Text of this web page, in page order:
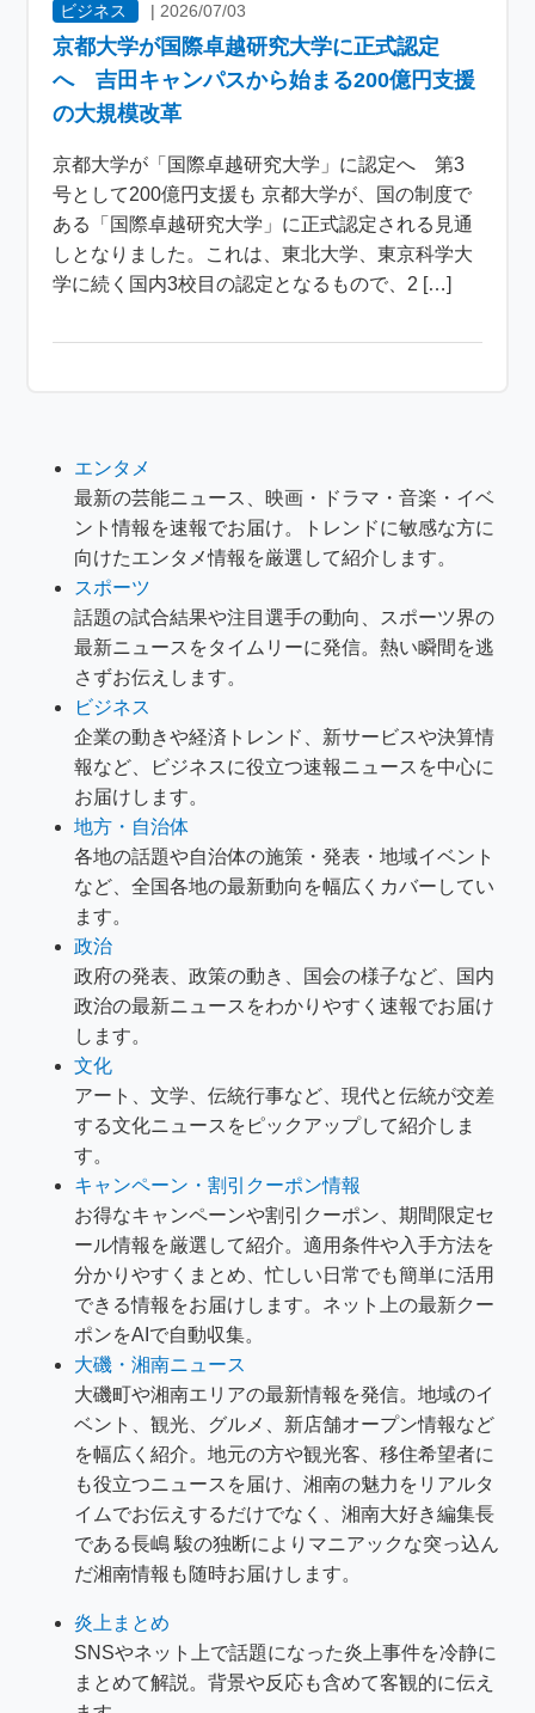
ビジネス | 2026/07/03
京都大学が国際卓越研究大学に正式認定
へ 吉田キャンパスから始まる200億円支援
の大規模改革
京都大学が「国際卓越研究大学」に認定へ 第3
号として200億円支援も 京都大学が、国の制度で
ある「国際卓越研究大学」に正式認定される見通
しとなりました。これは、東北大学、東京科学大
学に続く国内3校目の認定となるもので、2 […]
エンタメ
最新の芸能ニュース、映画・ドラマ・音楽・イベ
ント情報を速報でお届け。トレンドに敏感な方に
向けたエンタメ情報を厳選して紹介します。
スポーツ
話題の試合結果や注目選手の動向、スポーツ界の
最新ニュースをタイムリーに発信。熱い瞬間を逃
さずお伝えします。
ビジネス
企業の動きや経済トレンド、新サービスや決算情
報など、ビジネスに役立つ速報ニュースを中心に
お届けします。
地方・自治体
各地の話題や自治体の施策・発表・地域イベント
など、全国各地の最新動向を幅広くカバーしてい
ます。
政治
政府の発表、政策の動き、国会の様子など、国内
政治の最新ニュースをわかりやすく速報でお届け
します。
文化
アート、文学、伝統行事など、現代と伝統が交差
する文化ニュースをピックアップして紹介しま
す。
キャンペーン・割引クーポン情報
お得なキャンペーンや割引クーポン、期間限定セ
ール情報を厳選して紹介。適用条件や入手方法を
分かりやすくまとめ、忙しい日常でも簡単に活用
できる情報をお届けします。ネット上の最新クー
ポンをAIで自動収集。
大磯・湘南ニュース
大磯町や湘南エリアの最新情報を発信。地域のイ
ベント、観光、グルメ、新店舗オープン情報など
を幅広く紹介。地元の方や観光客、移住希望者に
も役立つニュースを届け、湘南の魅力をリアルタ
イムでお伝えするだけでなく、湘南大好き編集長
である長嶋 駿の独断によりマニアックな突っ込ん
だ湘南情報も随時お届けします。
炎上まとめ
SNSやネット上で話題になった炎上事件を冷静に
まとめて解説。背景や反応も含めて客観的に伝え